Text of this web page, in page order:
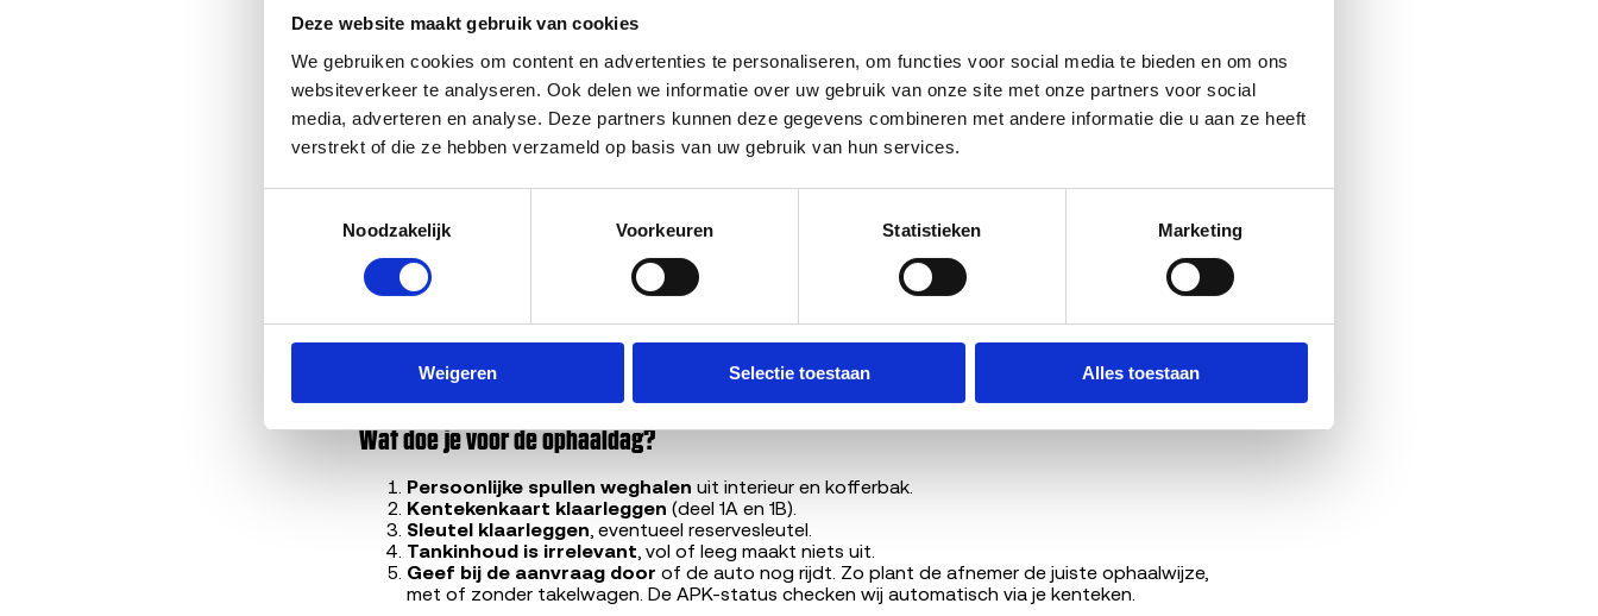
Deze website maakt gebruik van cookies
We gebruiken cookies om content en advertenties te personaliseren, om functies voor social media te bieden en om ons
websiteverkeer te analyseren. Ook delen we informatie over uw gebruik van onze site met onze partners voor social
media, adverteren en analyse. Deze partners kunnen deze gegevens combineren met andere informatie die u aan ze heeft
verstrekt of die ze hebben verzameld op basis van uw gebruik van hun services.
Noodzakelijk
Voorkeuren Statistieken Marketing
Weigeren Selectie toestaan Alles toestaan
onderdeel betreft (bijvoorbeeld enkel DPF), kan gerichte reparatie nog rendabel zijn. Voor oudere
exemplaren met opgestapelde gebreken is verkoop aan een erkend sloopauto-bedrijf via ons
platform vaak de verstandigste keuze, zeker bij APK-afkeuring op emissies of doorroest.
Wat bepaalt jouw verkoopprijs?
APK-status
, afgekeurd betekent meestal lager bod maar verhindert verkoop niet
Motor en uitvoering
Werkende katalysator
Marktvraagvoor gebruikte onderdelen van dit model
Geen prijs-tiers, geen onderhandeling. Het bedrag dat je in 30 seconden ziet, is wat je ontvangt bij
ophalen, tenzij de staat sterk afwijkt van wat je hebt opgegeven.
Wat doe je voor de ophaaldag?
Persoonlijke spullen weghalen uit interieur en kofferbak.
Kentekenkaart klaarleggen (deel 1A en 1B).
Sleutel klaarleggen, eventueel reservesleutel.
Tankinhoud is irrelevant, vol of leeg maakt niets uit.
Geef bij de aanvraag door of de auto nog rijdt. Zo plant de afnemer de juiste ophaalwijze,
met of zonder takelwagen. De APK-status checken wij automatisch via je kenteken.